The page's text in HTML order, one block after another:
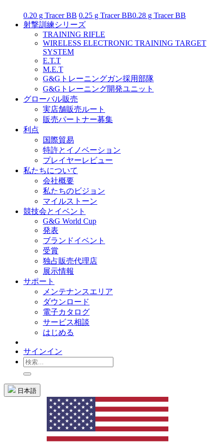
0.20 g Tracer BB 0.25 g Tracer BB0.28 g Tracer BB
射撃訓練シリーズ
TRAINING RIFLE
WIRELESS ELECTRONIC TRAINING TARGET
SYSTEM
E.T.T
M.E.T
G&Gトレーニングガン採用部隊
G&Gトレーニング開発ユニット
グローバル販売
実店舗販売ルート
販売パートナー募集
利点
国際貿易
特許とイノベーション
プレイヤーレビュー
私たちについて
会社概要
私たちのビジョン
マイルストーン
競技会とイベント
G&G World Cup
発表
ブランドイベント
受賞
独占販売代理店
展示情報
サポート
メンテナンスエリア
ダウンロード
電子カタログ
サービス相談
はじめる
サインイン
日本語